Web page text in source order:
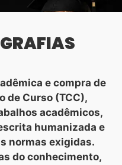
e compra de
de Curso (TCC),
acadêmicos,
humanizada e
normas exigidas.
do conhecimento,